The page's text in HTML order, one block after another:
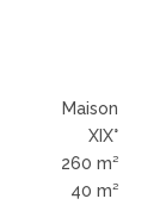
Maison
XIX°
260 m²
40 m²